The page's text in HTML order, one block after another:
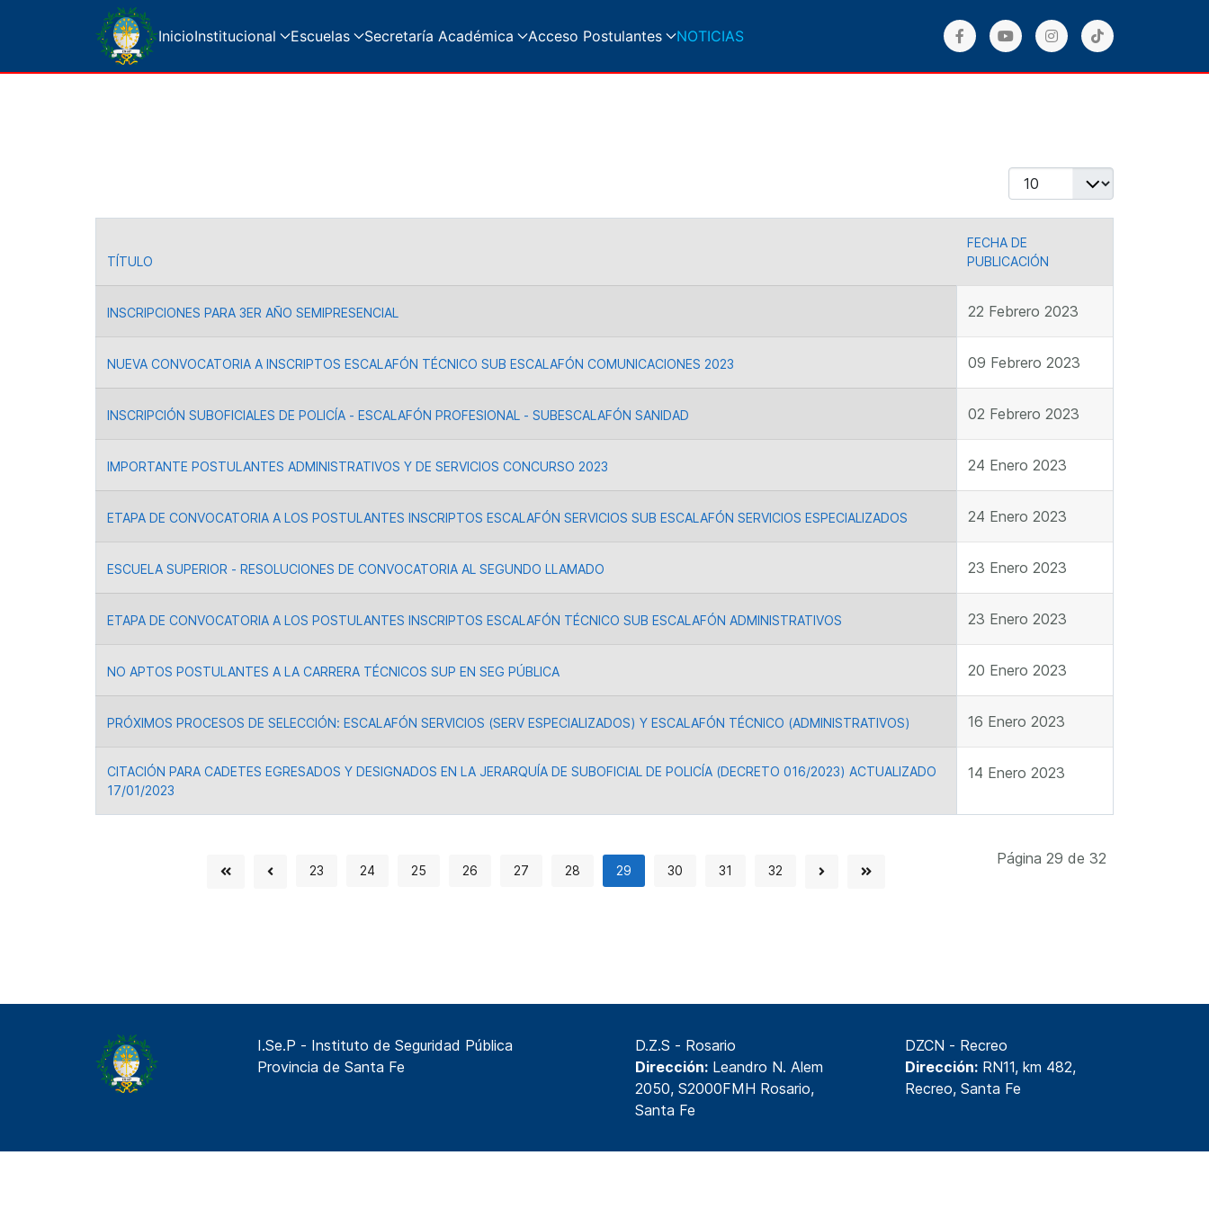
InicioInstitucional Escuelas Secretaría Académica Acceso Postulantes NOTICIAS
Cantidad
TÍTULO
FECHA DE
PUBLICACIÓN
INSCRIPCIONES PARA 3ER AÑO SEMIPRESENCIAL 22 Febrero 2023
NUEVA CONVOCATORIA A INSCRIPTOS ESCALAFÓN TÉCNICO SUB ESCALAFÓN COMUNICACIONES 2023 09 Febrero 2023
INSCRIPCIÓN SUBOFICIALES DE POLICÍA - ESCALAFÓN PROFESIONAL - SUBESCALAFÓN SANIDAD 02 Febrero 2023
IMPORTANTE POSTULANTES ADMINISTRATIVOS Y DE SERVICIOS CONCURSO 2023 24 Enero 2023
ETAPA DE CONVOCATORIA A LOS POSTULANTES INSCRIPTOS ESCALAFÓN SERVICIOS SUB ESCALAFÓN SERVICIOS ESPECIALIZADOS 24 Enero 2023
ESCUELA SUPERIOR - RESOLUCIONES DE CONVOCATORIA AL SEGUNDO LLAMADO 23 Enero 2023
ETAPA DE CONVOCATORIA A LOS POSTULANTES INSCRIPTOS ESCALAFÓN TÉCNICO SUB ESCALAFÓN ADMINISTRATIVOS 23 Enero 2023
NO APTOS POSTULANTES A LA CARRERA TÉCNICOS SUP EN SEG PÚBLICA 20 Enero 2023
PRÓXIMOS PROCESOS DE SELECCIÓN: ESCALAFÓN SERVICIOS (SERV ESPECIALIZADOS) Y ESCALAFÓN TÉCNICO (ADMINISTRATIVOS) 16 Enero 2023
CITACIÓN PARA CADETES EGRESADOS Y DESIGNADOS EN LA JERARQUÍA DE SUBOFICIAL DE POLICÍA (DECRETO 016/2023) ACTUALIZADO
17/01/2023
14 Enero 2023
Página 29 de 32
23 24 25 26 27 28 29 30 31 32
I.Se.P - Instituto de Seguridad Pública
Provincia de Santa Fe
D.Z.S - Rosario
Dirección: Leandro N. Alem
2050, S2000FMH Rosario,
Santa Fe
DZCN - Recreo
Dirección: RN11, km 482,
Recreo, Santa Fe